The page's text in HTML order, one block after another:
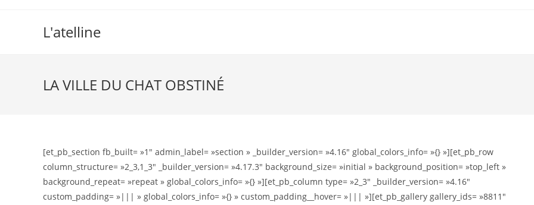
L'atelline
LA VILLE DU CHAT OBSTINÉ
[et_pb_section fb_built= »1″ admin_label= »section » _builder_version= »4.16″ global_colors_info= »{} »][et_pb_row
column_structure= »2_3,1_3″ _builder_version= »4.17.3″ background_size= »initial » background_position= »top_left »
background_repeat= »repeat » global_colors_info= »{} »][et_pb_column type= »2_3″ _builder_version= »4.16″
custom_padding= »||| » global_colors_info= »{} » custom_padding__hover= »||| »][et_pb_gallery gallery_ids= »8811″